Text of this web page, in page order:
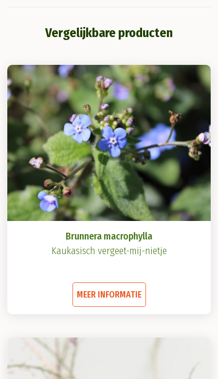
Vergelijkbare producten
Brunnera macrophylla
Kaukasisch vergeet-mij-nietje
MEER INFORMATIE
product
meerdere